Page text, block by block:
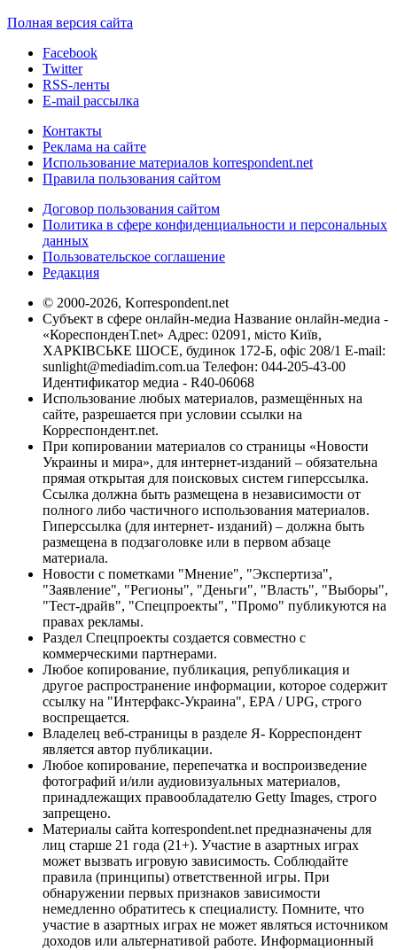
Полная версия сайта
Facebook
Twitter
RSS-ленты
E-mail рассылка
Контакты
Реклама на сайте
Использование материалов korrespondent.net
Правила пользования сайтом
Договор пользования сайтом
Политика в сфере конфиденциальности и персональных
данных
Пользовательское соглашение
Редакция
© 2000-2026, Korrespondent.net
Субъект в сфере онлайн-медиа Название онлайн-медиа -
«КореспонденТ.net» Адрес: 02091, місто Київ,
ХАРКІВСЬКЕ ШОСЕ, будинок 172-Б, офіс 208/1 E-mail:
sunlight@mediadim.com.ua Телефон: 044-205-43-00
Идентификатор медиа - R40-06068
Использование любых материалов, размещённых на
сайте, разрешается при условии ссылки на
Корреспондент.net.
При копировании материалов со страницы «Новости
Украины и мира», для интернет-изданий – обязательна
прямая открытая для поисковых систем гиперссылка.
Ссылка должна быть размещена в независимости от
полного либо частичного использования материалов.
Гиперссылка (для интернет- изданий) – должна быть
размещена в подзаголовке или в первом абзаце
материала.
Новости с пометками "Мнение", "Экспертиза",
"Заявление", "Регионы", "Деньги", "Власть", "Выборы",
"Тест-драйв", "Спецпроекты", "Промо" публикуются на
правах рекламы.
Раздел Спецпроекты создается совместно с
коммерческими партнерами.
Любое копирование, публикация, републикация и
другое распространение информации, которое содержит
ссылку на "Интерфакс-Украина", EPA / UPG, строго
воспрещается.
Владелец веб-страницы в разделе Я- Корреспондент
является автор публикации.
Любое копирование, перепечатка и воспроизведение
фотографий и/или аудиовизуальных материалов,
принадлежащих правообладателю Getty Images, строго
запрещено.
Материалы сайта korrespondent.net предназначены для
лиц старше 21 года (21+). Участие в азартных играх
может вызвать игровую зависимость. Соблюдайте
правила (принципы) ответственной игры. При
обнаружении первых признаков зависимости
немедленно обратитесь к специалисту. Помните, что
участие в азартных играх не может являться источником
доходов или альтернативой работе. Информационный